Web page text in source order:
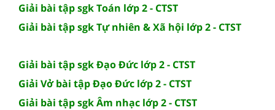
Giải bài tập sgk Toán lớp 2 - CTST
Giải bài tập sgk Tự nhiên & Xã hội lớp 2 - CTST
Giải bài tập sgk Đạo Đức lớp 2 - CTST
Giải Vở bài tập Đạo Đức lớp 2 - CTST
Giải bài tập sgk Âm nhạc lớp 2 - CTST